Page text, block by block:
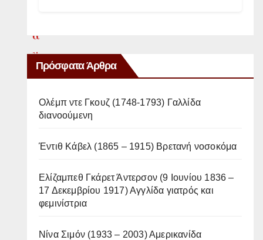
α
ν
τ
μ
Πρόσφατα Άρθρα
Ολέμπ ντε Γκουζ (1748-1793) Γαλλίδα
διανοούμενη
Έντιθ Κάβελ (1865 – 1915) Βρετανή νοσοκόμα
Ελίζαμπεθ Γκάρετ Άντερσον (9 Ιουνίου 1836 –
17 Δεκεμβρίου 1917) Αγγλίδα γιατρός και
φεμινίστρια
Νίνα Σιμόν (1933 – 2003) Αμερικανίδα